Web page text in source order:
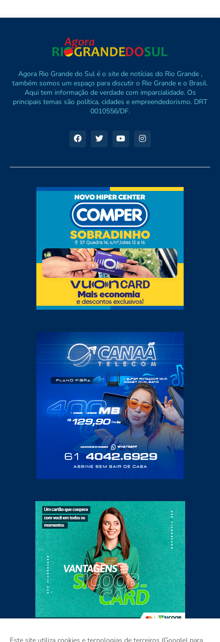
Agora Rio Grande do Sul é o site de notícias do Rio Grande ,
também somos um espaço para discutir o Rio Grande e o Brasil.
Aqui tem informação de verdade com imparcialidade. Os
principais temas são política, cidades e empreendedorismo. DRT
0010556/DF.